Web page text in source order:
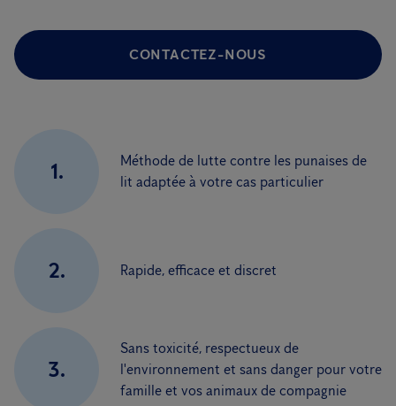
CONTACTEZ-NOUS
1.
Méthode de lutte contre les punaises de
lit adaptée à votre cas particulier
2. Rapide, efficace et discret
3.
Sans toxicité, respectueux de
l'environnement et sans danger pour votre
famille et vos animaux de compagnie